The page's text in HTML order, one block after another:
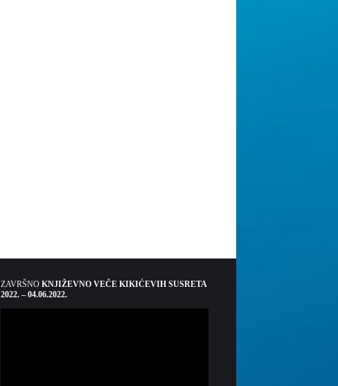
ZAVRŠNO KNJIŽEVNO VEČE KIKIĆEVIH SUSRETA
2022. – 04.06.2022.